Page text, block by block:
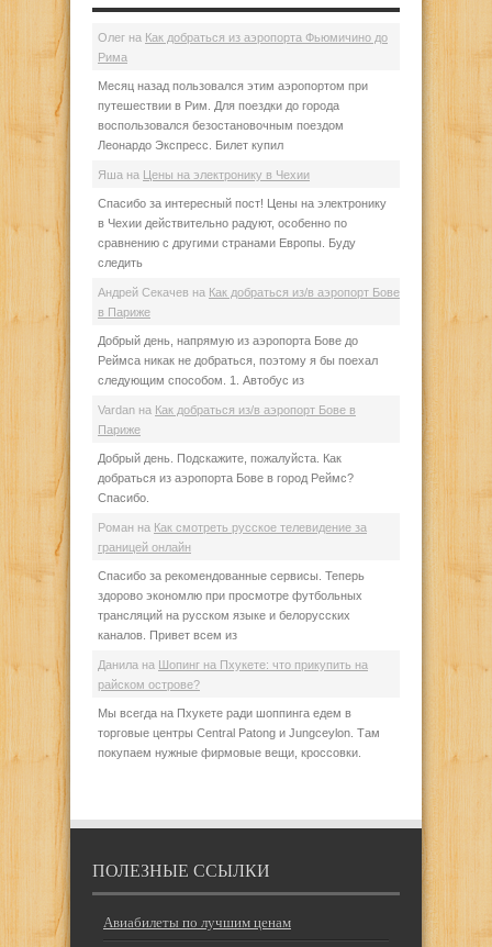
Олег на Как добраться из аэропорта Фьюмичино до
Рима
Месяц назад пользовался этим аэропортом при
путешествии в Рим. Для поездки до города
воспользовался безостановочным поездом
Леонардо Экспресс. Билет купил
Яша на Цены на электронику в Чехии
Спасибо за интересный пост! Цены на электронику
в Чехии действительно радуют, особенно по
сравнению с другими странами Европы. Буду
следить
Андрей Секачев на Как добраться из/в аэропорт Бове
в Париже
Добрый день, напрямую из аэропорта Бове до
Реймса никак не добраться, поэтому я бы поехал
следующим способом. 1. Автобус из
Vardan на Как добраться из/в аэропорт Бове в
Париже
Добрый день. Подскажите, пожалуйста. Как
добраться из аэропорта Бове в город Реймс?
Спасибо.
Роман на Как смотреть русское телевидение за
границей онлайн
Спасибо за рекомендованные сервисы. Теперь
здорово экономлю при просмотре футбольных
трансляций на русском языке и белорусских
каналов. Привет всем из
Данила на Шопинг на Пхукете: что прикупить на
райском острове?
Мы всегда на Пхукете ради шоппинга едем в
торговые центры Central Patong и Jungceylon. Там
покупаем нужные фирмовые вещи, кроссовки.
ПОЛЕЗНЫЕ ССЫЛКИ
Авиабилеты по лучшим ценам